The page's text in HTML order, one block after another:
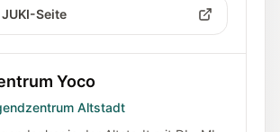
Seite
Yoco
Altstadt